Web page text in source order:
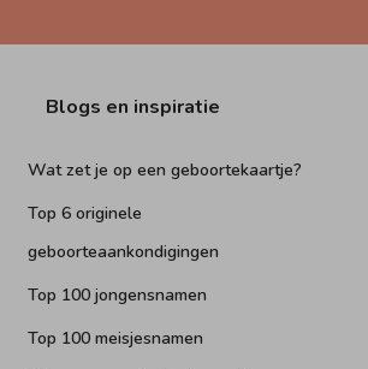
Blogs en inspiratie
Wat zet je op een geboortekaartje?
Top 6 originele
geboorteaankondigingen
Top 100 jongensnamen
Top 100 meisjesnamen